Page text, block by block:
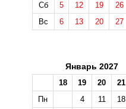
Сб
5 12 19
26
Вс
6 13 20 27
Январь 2027
18 19 20 21
Пн
4 11 18